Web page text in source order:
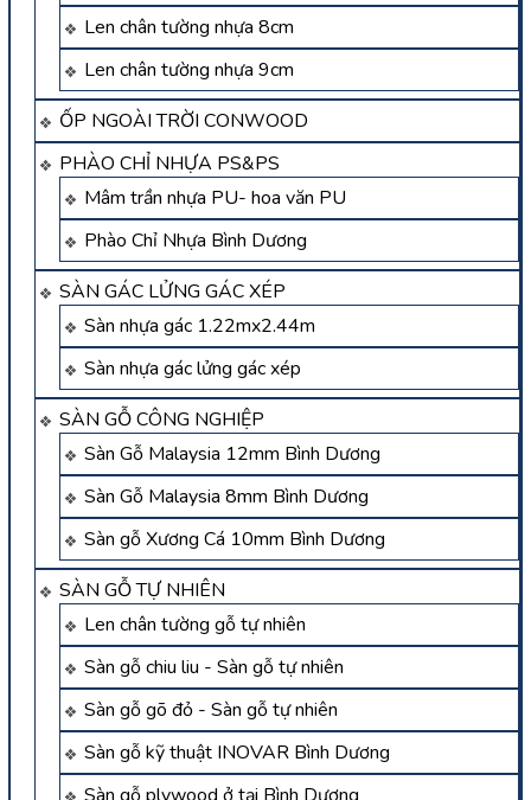
Len chân tường nhựa 8cm
Len chân tường nhựa 9cm
ỐP NGOÀI TRỜI CONWOOD
PHÀO CHỈ NHỰA PS&PS
Mâm trần nhựa PU- hoa văn PU
Phào Chỉ Nhựa Bình Dương
SÀN GÁC LỬNG GÁC XÉP
Sàn nhựa gác 1.22mx2.44m
Sàn nhựa gác lửng gác xép
SÀN GỖ CÔNG NGHIỆP
Sàn Gỗ Malaysia 12mm Bình Dương
Sàn Gỗ Malaysia 8mm Bình Dương
Sàn gỗ Xương Cá 10mm Bình Dương
SÀN GỖ TỰ NHIÊN
Len chân tường gỗ tự nhiên
Sàn gỗ chiu liu - Sàn gỗ tự nhiên
Sàn gỗ gõ đỏ - Sàn gỗ tự nhiên
Sàn gỗ kỹ thuật INOVAR Bình Dương